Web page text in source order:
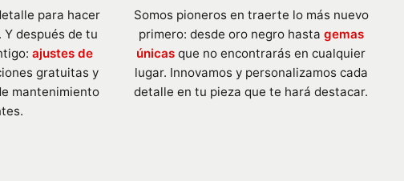
para hacer
después de tu
ajustes de
gratuitas y
mantenimiento
Somos pioneros en traerte lo más nuevo
primero: desde oro negro hasta gemas
únicas que no encontrarás en cualquier
lugar. Innovamos y personalizamos cada
detalle en tu pieza que te hará destacar.